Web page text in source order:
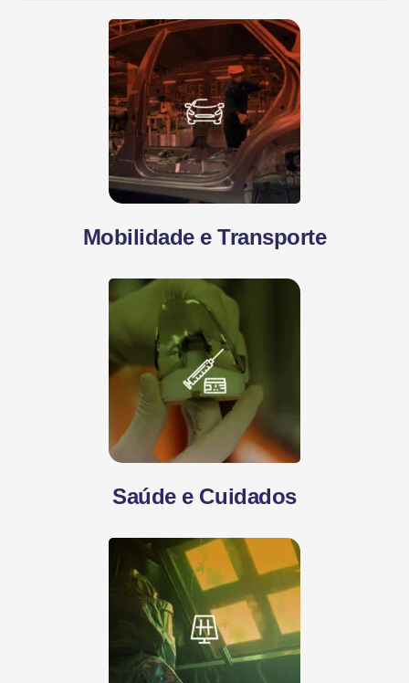
Mobilidade e Transporte
Saúde e Cuidados